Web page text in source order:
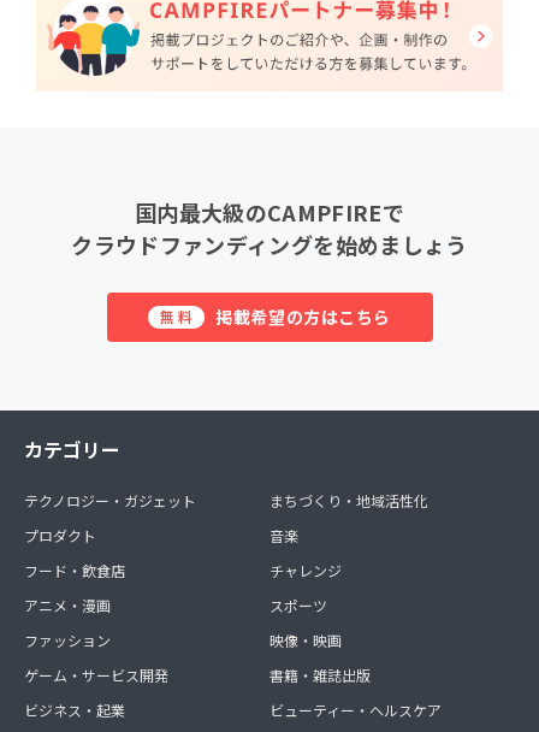
国内最大級のCAMPFIREで
クラウドファンディングを始めましょう
無料 掲載希望の方はこちら
カテゴリー
テクノロジー・ガジェット
プロダクト
フード・飲食店
アニメ・漫画
ファッション
ゲーム・サービス開発
ビジネス・起業
まちづくり・地域活性化
音楽
チャレンジ
スポーツ
映像・映画
書籍・雑誌出版
ビューティー・ヘルスケア